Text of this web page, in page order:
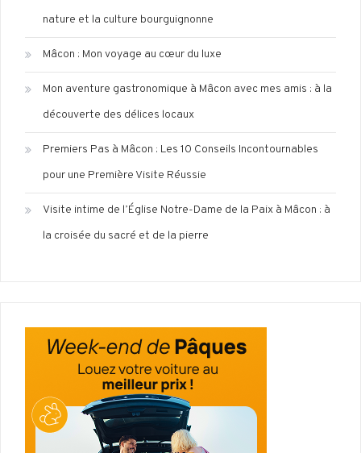
nature et la culture bourguignonne
Mâcon : Mon voyage au cœur du luxe
Mon aventure gastronomique à Mâcon avec mes amis : à la
découverte des délices locaux
Premiers Pas à Mâcon : Les 10 Conseils Incontournables
pour une Première Visite Réussie
Visite intime de l’Église Notre-Dame de la Paix à Mâcon : à
la croisée du sacré et de la pierre